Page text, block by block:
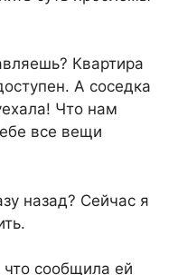
Квартира
А соседка
Что нам
все вещи
назад? Сейчас я
сообщила ей